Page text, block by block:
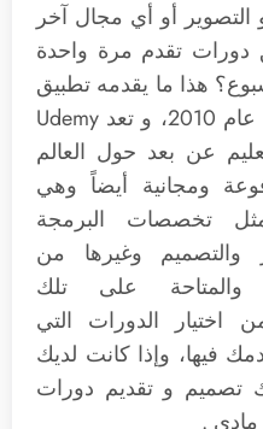
التصوير أو أي مجال آخر
تقدم مرة واحدة
هذا ما يقدمه تطبيق
يوديمي الذي بدأ موقعه في عام 2010، و تعد Udemy
عن بعد حول العالم
ومجانية أيضاً وهي
تخصصات البرمجة
والتصميم وغيرها من
والمتاحة على تلك
اختيار الدورات التي
فيها، وإذا كانت لديك
و تقديم دورات
مادي .